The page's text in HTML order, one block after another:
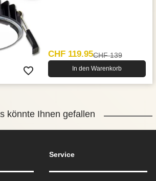
CHF 119.95CHF 139
In den Warenkorb
könnte Ihnen gefallen
Service